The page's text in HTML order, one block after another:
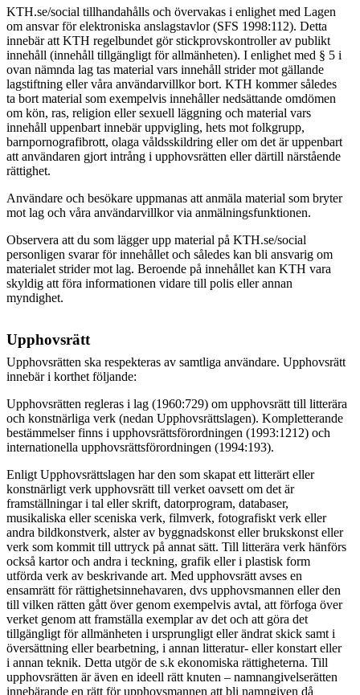
KTH.se/social tillhandahålls och övervakas i enlighet med Lagen
om ansvar för elektroniska anslagstavlor (SFS 1998:112). Detta
innebär att KTH regelbundet gör stickprovskontroller av publikt
innehåll (innehåll tillgängligt för allmänheten). I enlighet med § 5 i
ovan nämnda lag tas material vars innehåll strider mot gällande
lagstiftning eller våra användarvillkor bort. KTH kommer således
ta bort material som exempelvis innehåller nedsättande omdömen
om kön, ras, religion eller sexuell läggning och material vars
innehåll uppenbart innebär uppvigling, hets mot folkgrupp,
barnpornografibrott, olaga våldsskildring eller om det är uppenbart
att användaren gjort intrång i upphovsrätten eller därtill närstående
rättighet.
Användare och besökare uppmanas att anmäla material som bryter
mot lag och våra användarvillkor via anmälningsfunktionen.
Observera att du som lägger upp material på KTH.se/social
personligen svarar för innehållet och således kan bli ansvarig om
materialet strider mot lag. Beroende på innehållet kan KTH vara
skyldig att föra informationen vidare till polis eller annan
myndighet.
Upphovsrätt
Upphovsrätten ska respekteras av samtliga användare. Upphovsrätt
innebär i korthet följande:
Upphovsrätten regleras i lag (1960:729) om upphovsrätt till litterära
och konstnärliga verk (nedan Upphovsrättslagen). Kompletterande
bestämmelser finns i upphovsrättsförordningen (1993:1212) och
internationella upphovsrättsförordningen (1994:193).
Enligt Upphovsrättslagen har den som skapat ett litterärt eller
konstnärligt verk upphovsrätt till verket oavsett om det är
framställningar i tal eller skrift, datorprogram, databaser,
musikaliska eller sceniska verk, filmverk, fotografiskt verk eller
andra bildkonstverk, alster av byggnadskonst eller brukskonst eller
verk som kommit till uttryck på annat sätt. Till litterära verk hänförs
också kartor och andra i teckning, grafik eller i plastisk form
utförda verk av beskrivande art. Med upphovsrätt avses en
ensamrätt för rättighetsinnehavaren, dvs upphovsmannen eller den
till vilken rätten gått över genom exempelvis avtal, att förfoga över
verket genom att framställa exemplar av det och att göra det
tillgängligt för allmänheten i ursprungligt eller ändrat skick samt i
översättning eller bearbetning, i annan litteratur- eller konstart eller
i annan teknik. Detta utgör de s.k ekonomiska rättigheterna. Till
upphovsrätten är även en ideell rätt knuten – namnangivelserätten
innebärande en rätt för upphovsmannen att bli namngiven då